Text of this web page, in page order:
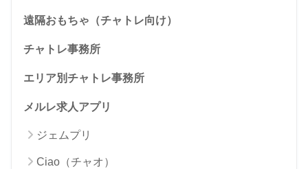
遠隔おもちゃ（チャトレ向け）
チャトレ事務所
エリア別チャトレ事務所
メルレ求人アプリ
ジェムプリ
Ciao（チャオ）